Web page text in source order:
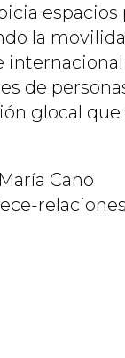
espacios
la
de
glocal que
Cano